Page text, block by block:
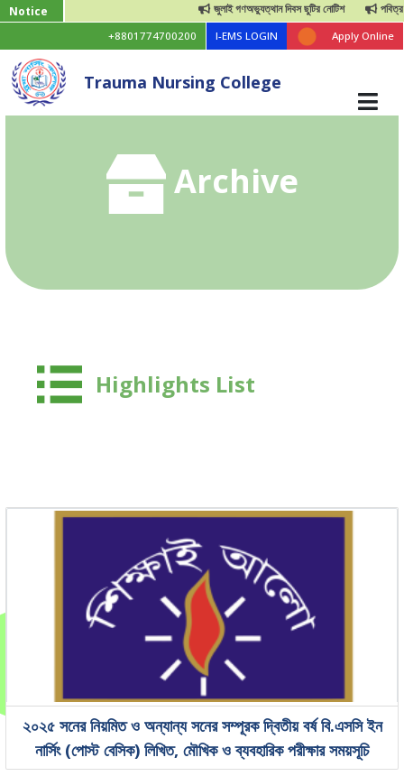
Notice জুলাই গণঅভ্যুত্থান দিবস ছুটির নোটিশ পবিত্র ঈদুল
+8801774700200 I-EMS LOGIN Apply Online
Trauma Nursing College
Archive
Highlights List
২০২৫ সনের নিয়মিত ও অন্যান্য সনের সম্পূরক দ্বিতীয় বর্ষ বি.এসসি ইন
নার্সিং (পোস্ট বেসিক) লিখিত, মৌখিক ও ব্যবহারিক পরীক্ষার সময়সূচি